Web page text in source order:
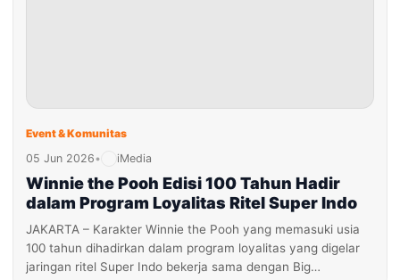
Event & Komunitas
05 Jun 2026• iMedia
Winnie the Pooh Edisi 100 Tahun Hadir
dalam Program Loyalitas Ritel Super Indo
JAKARTA – Karakter Winnie the Pooh yang memasuki usia
100 tahun dihadirkan dalam program loyalitas yang digelar
jaringan ritel Super Indo bekerja sama dengan Big…